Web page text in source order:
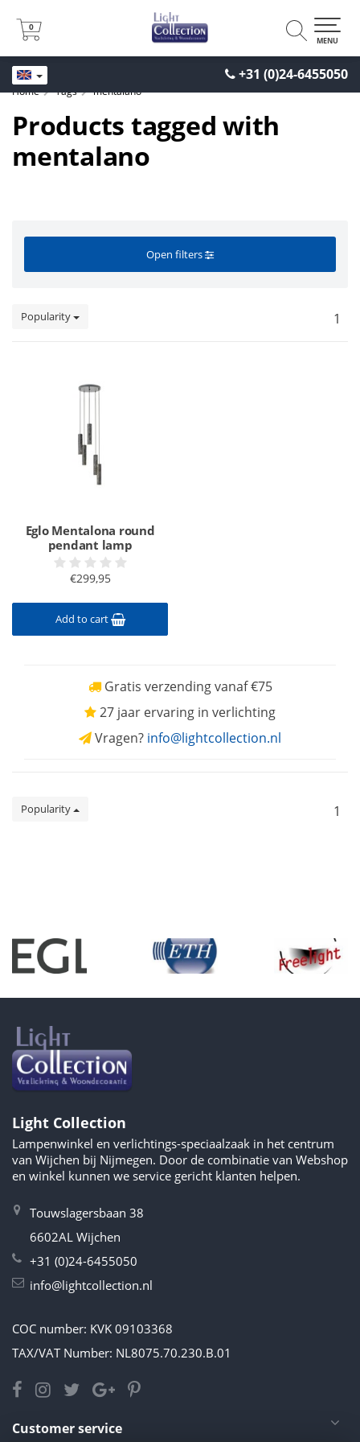
+31 (0)24-6455050
0
0
MENU
Home Tags mentalano
Products tagged with
mentalano
Open filters
Popularity 1
Eglo Mentalona round
pendant lamp
€299,95
Add to cart
Gratis verzending vanaf €75
27 jaar ervaring in verlichting
Vragen? info@lightcollection.nl
Popularity 1
Light Collection
Lampenwinkel en verlichtings-speciaalzaak in het centrum
van Wijchen bij Nijmegen. Door de combinatie van Webshop
en winkel kunnen we service gericht klanten helpen.
Touwslagersbaan 38
6602AL Wijchen
+31 (0)24-6455050
info@lightcollection.nl
COC number: KVK 09103368
TAX/VAT Number: NL8075.70.230.B.01
Customer service